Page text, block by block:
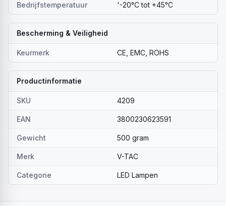
Bedrijfstemperatuur '-20°C tot +45°C
Bescherming & Veiligheid
Keurmerk CE, EMC, ROHS
Productinformatie
SKU 4209
EAN 3800230623591
Gewicht 500 gram
Merk V-TAC
Categorie LED Lampen